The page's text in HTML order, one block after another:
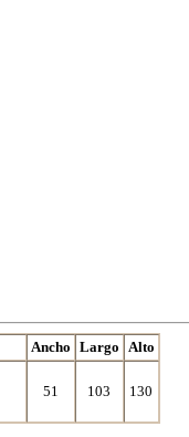
Ancho Largo Alto
51 103 130